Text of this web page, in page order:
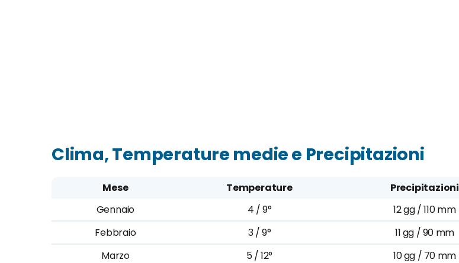
Clima, Temperature medie e Precipitazioni
Mese Temperature
Precipitazioni
Gennaio
4 / 9°
12 gg / 110 mm
Febbraio
3 / 9°
11 gg / 90 mm
Marzo
5 / 12°
10 gg / 70 mm